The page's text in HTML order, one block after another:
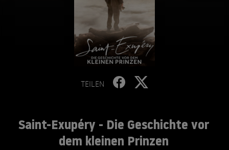
TEILEN
Saint-Exupéry - Die Geschichte vor
dem kleinen Prinzen